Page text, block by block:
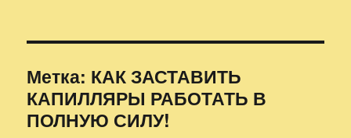
Метка: КАК ЗАСТАВИТЬ
КАПИЛЛЯРЫ РАБОТАТЬ В
ПОЛНУЮ СИЛУ!